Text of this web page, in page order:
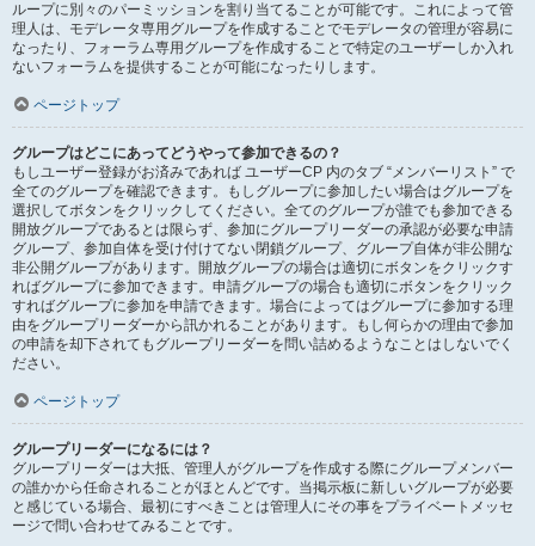
ループに別々のパーミッションを割り当てることが可能です。これによって管
理人は、モデレータ専用グループを作成することでモデレータの管理が容易に
なったり、フォーラム専用グループを作成することで特定のユーザーしか入れ
ないフォーラムを提供することが可能になったりします。
ページトップ
グループはどこにあってどうやって参加できるの？
もしユーザー登録がお済みであれば ユーザーCP 内のタブ “メンバーリスト” で
全てのグループを確認できます。もしグループに参加したい場合はグループを
選択してボタンをクリックしてください。全てのグループが誰でも参加できる
開放グループであるとは限らず、参加にグループリーダーの承認が必要な申請
グループ、参加自体を受け付けてない閉鎖グループ、グループ自体が非公開な
非公開グループがあります。開放グループの場合は適切にボタンをクリックす
ればグループに参加できます。申請グループの場合も適切にボタンをクリック
すればグループに参加を申請できます。場合によってはグループに参加する理
由をグループリーダーから訊かれることがあります。もし何らかの理由で参加
の申請を却下されてもグループリーダーを問い詰めるようなことはしないでく
ださい。
ページトップ
グループリーダーになるには？
グループリーダーは大抵、管理人がグループを作成する際にグループメンバー
の誰かから任命されることがほとんどです。当掲示板に新しいグループが必要
と感じている場合、最初にすべきことは管理人にその事をプライベートメッセ
ージで問い合わせてみることです。